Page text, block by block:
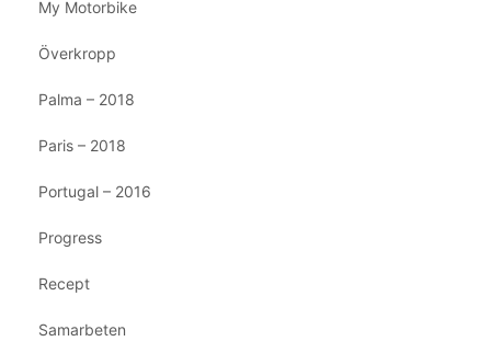
My Motorbike
Överkropp
Palma – 2018
Paris – 2018
Portugal – 2016
Progress
Recept
Samarbeten